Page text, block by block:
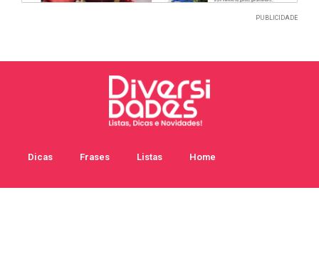
PUBLICIDADE
Dicas Frases Listas Home